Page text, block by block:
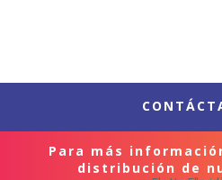
Para más
distribución de